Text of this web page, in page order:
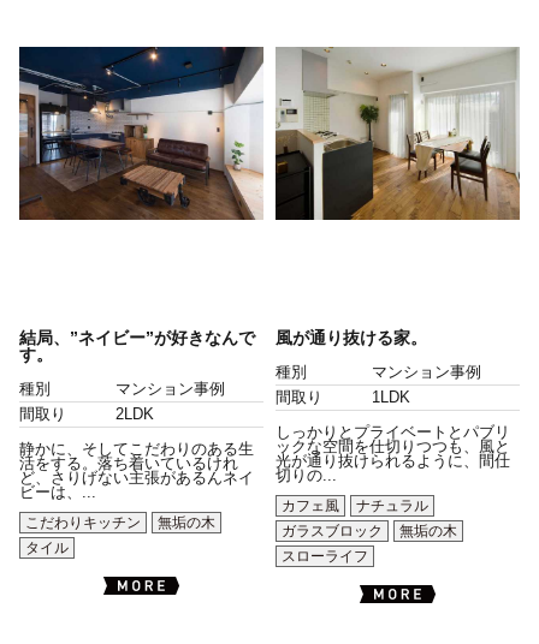
結局、”ネイビー”が好きなんで
す。
種別
マンション事例
間取り
2LDK
静かに、そしてこだわりのある生
活をする。落ち着いているけれ
ど、さりげない主張があるんネイ
ビーは、...
こだわりキッチン
無垢の木
タイル
風が通り抜ける家。
種別
マンション事例
間取り
1LDK
しっかりとプライベートとパブリ
ックな空間を仕切りつつも、風と
光が通り抜けられるように、間仕
切りの...
カフェ風
ナチュラル
ガラスブロック
無垢の木
スローライフ